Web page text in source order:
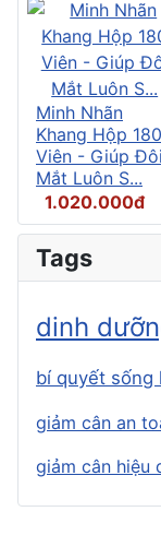
Minh Nhãn
Khang Hộp 180
Viên - Giúp Đôi
Mắt Luôn S...
1.020.000đ
Tags
dinh
bí quyết sống
giảm cân an
giảm cân hiệu